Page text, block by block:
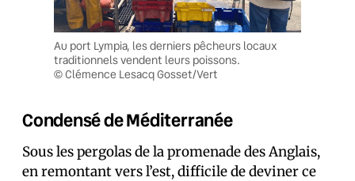
Au port Lympia, les derniers pêcheurs locaux
traditionnels vendent leurs poissons.
© Clémence Lesacq Gosset/Vert
Condensé de Méditerranée
Sous les pergolas de la promenade des Anglais,
en remontant vers l’est, difficile de deviner ce